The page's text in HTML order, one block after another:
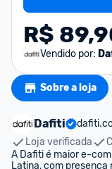
R$
Vendido por:
Sobre a loja
Dafiti
Loja verificada
A Dafiti é maior e-
Latina, com presença